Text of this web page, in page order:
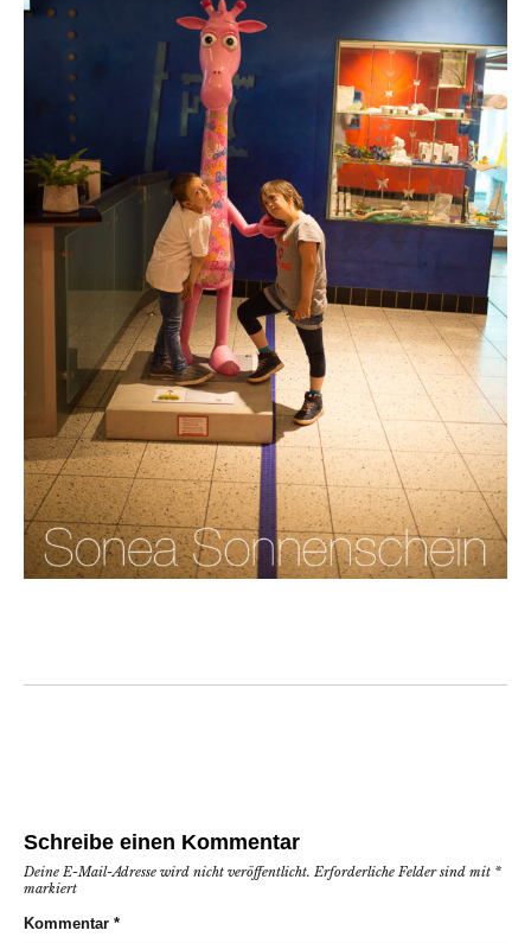
Schreibe einen Kommentar
Deine E-Mail-Adresse wird nicht veröffentlicht. Erforderliche Felder sind mit *
markiert
Kommentar *